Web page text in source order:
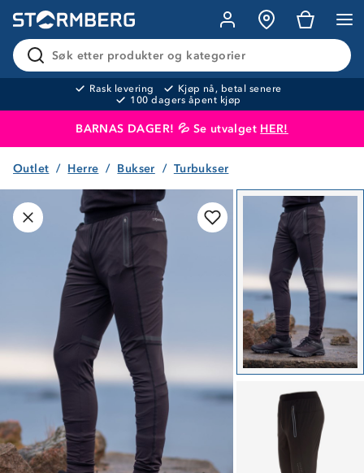
Søk etter produkter og kategorier
Rask levering
Kjøp nå, betal senere
100 dagers åpent kjøp
BARNAS DAGER! 💦 Se utvalget HER!
Produktet er lagt i handlekurven
Outlet Herre Bukser Turbukser